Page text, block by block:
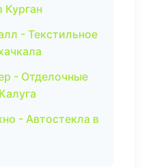
Курган
- Текстильное
- Отделочные
- Автостекла в